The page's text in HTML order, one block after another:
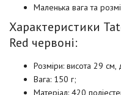
Маленька вага та
Характеристики
Red червоні:
Розміри: висота 29
Вага: 150 г;
Матеріал: 420